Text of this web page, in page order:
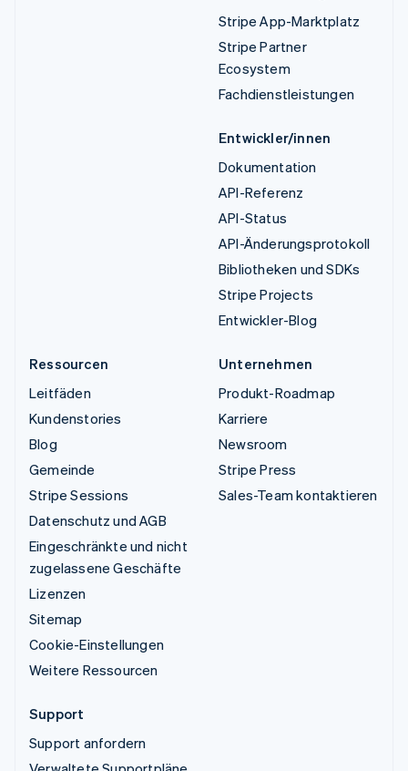
Stripe App-Marktplatz
Stripe Partner
Ecosystem
Fachdienstleistungen
Entwickler/innen
Dokumentation
API-Referenz
API-Status
API-Änderungsprotokoll
Bibliotheken und SDKs
Stripe Projects
Entwickler-Blog
Ressourcen
Leitfäden
Kundenstories
Blog
Gemeinde
Stripe Sessions
Datenschutz und AGB
Eingeschränkte und nicht
zugelassene Geschäfte
Lizenzen
Sitemap
Cookie-Einstellungen
Weitere Ressourcen
Unternehmen
Produkt-Roadmap
Karriere
Newsroom
Stripe Press
Sales-Team kontaktieren
Support
Support anfordern